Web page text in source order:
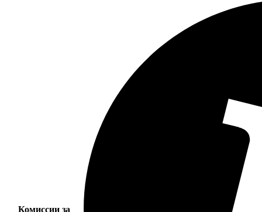
Комиссии за